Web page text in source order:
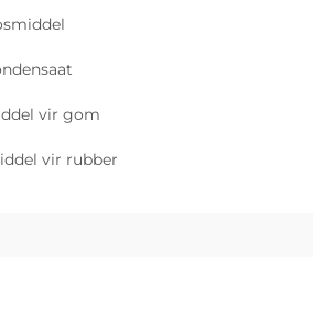
vir gom
vir rubber